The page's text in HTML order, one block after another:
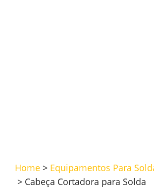
Home > Equipamentos Para
> Cabeça Cortadora para Solda